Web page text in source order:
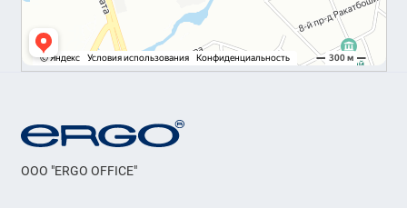
OOO "ERGO OFFICE"